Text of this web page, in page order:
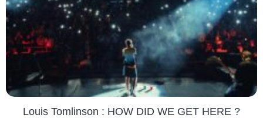
Louis Tomlinson : HOW DID WE GET HERE ?